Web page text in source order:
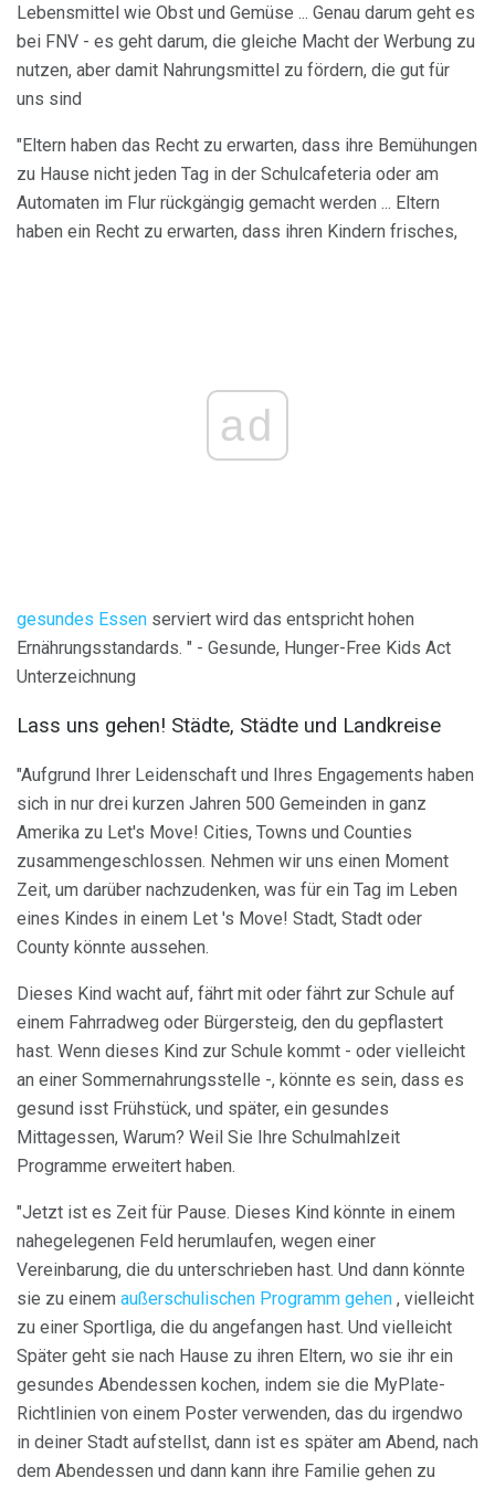
Lebensmittel wie Obst und Gemüse ... Genau darum geht es
bei FNV - es geht darum, die gleiche Macht der Werbung zu
nutzen, aber damit Nahrungsmittel zu fördern, die gut für
uns sind
"Eltern haben das Recht zu erwarten, dass ihre Bemühungen
zu Hause nicht jeden Tag in der Schulcafeteria oder am
Automaten im Flur rückgängig gemacht werden ... Eltern
haben ein Recht zu erwarten, dass ihren Kindern frisches,
ad
gesundes Essen serviert wird das entspricht hohen
Ernährungsstandards. " - Gesunde, Hunger-Free Kids Act
Unterzeichnung
Lass uns gehen! Städte, Städte und Landkreise
"Aufgrund Ihrer Leidenschaft und Ihres Engagements haben
sich in nur drei kurzen Jahren 500 Gemeinden in ganz
Amerika zu Let's Move! Cities, Towns und Counties
zusammengeschlossen. Nehmen wir uns einen Moment
Zeit, um darüber nachzudenken, was für ein Tag im Leben
eines Kindes in einem Let 's Move! Stadt, Stadt oder
County könnte aussehen.
Dieses Kind wacht auf, fährt mit oder fährt zur Schule auf
einem Fahrradweg oder Bürgersteig, den du gepflastert
hast. Wenn dieses Kind zur Schule kommt - oder vielleicht
an einer Sommernahrungsstelle -, könnte es sein, dass es
gesund isst Frühstück, und später, ein gesundes
Mittagessen, Warum? Weil Sie Ihre Schulmahlzeit
Programme erweitert haben.
"Jetzt ist es Zeit für Pause. Dieses Kind könnte in einem
nahegelegenen Feld herumlaufen, wegen einer
Vereinbarung, die du unterschrieben hast. Und dann könnte
sie zu einem außerschulischen Programm gehen , vielleicht
zu einer Sportliga, die du angefangen hast. Und vielleicht
Später geht sie nach Hause zu ihren Eltern, wo sie ihr ein
gesundes Abendessen kochen, indem sie die MyPlate-
Richtlinien von einem Poster verwenden, das du irgendwo
in deiner Stadt aufstellst, dann ist es später am Abend, nach
dem Abendessen und dann kann ihre Familie gehen zu